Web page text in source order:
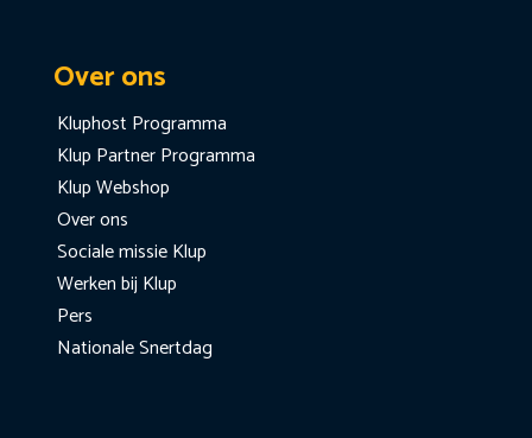
Over ons
Kluphost Programma
Klup Partner Programma
Klup Webshop
Over ons
Sociale missie Klup
Werken bij Klup
Pers
Nationale Snertdag